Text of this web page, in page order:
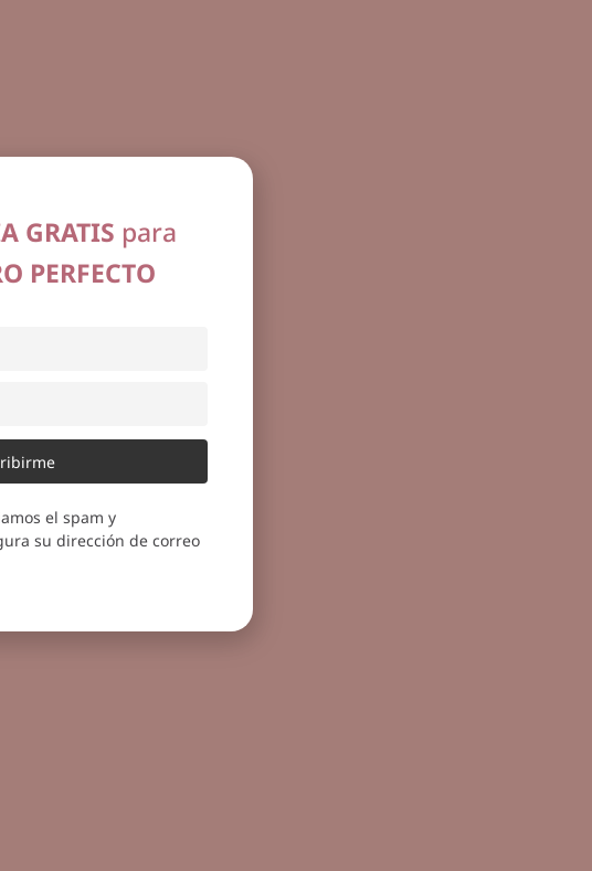
GRATIS para
PERFECTO
el spam y
su dirección de correo